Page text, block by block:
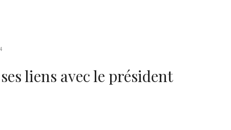
liens avec le président